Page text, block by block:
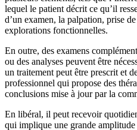
lequel le patient décrit ce qu’il
d’un examen, la palpation, prise
explorations fonctionnelles.
En outre, des examens
ou des analyses peuvent être
un traitement peut être prescrit et
professionnel qui propose des
conclusions mise à jour par la
En libéral, il peut recevoir
qui implique une grande